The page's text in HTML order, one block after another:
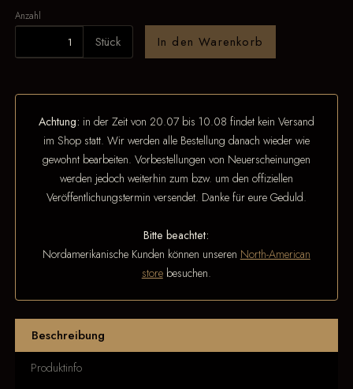
Anzahl
Stück In den Warenkorb
Achtung: in der Zeit von 20.07 bis 10.08 findet kein Versand
im Shop statt. Wir werden alle Bestellung danach wieder wie
gewohnt bearbeiten. Vorbestellungen von Neuerscheinungen
werden jedoch weiterhin zum bzw. um den offiziellen
Veröffentlichungstermin versendet. Danke für eure Geduld.
Bitte beachtet:
Nordamerikanische Kunden können unseren North-American
storebesuchen.
Beschreibung
Produktinfo